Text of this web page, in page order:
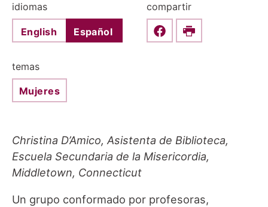
idiomas
English Español
compartir
Share this on Facebook
Print
temas
Mujeres
Christina D’Amico, Asistenta de Biblioteca,
Escuela Secundaria de la Misericordia,
Middletown, Connecticut
Un grupo conformado por profesoras,